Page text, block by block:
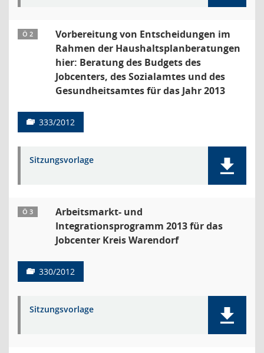
Ö 2
Vorbereitung von Entscheidungen im
Rahmen der Haushaltsplanberatungen
hier: Beratung des Budgets des
Jobcenters, des Sozialamtes und des
Gesundheitsamtes für das Jahr 2013
333/2012
Sitzungsvorlage
Ö 3
Arbeitsmarkt- und
Integrationsprogramm 2013 für das
Jobcenter Kreis Warendorf
330/2012
Sitzungsvorlage